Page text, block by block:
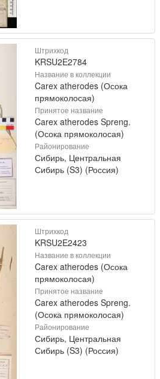
Штрихкод
KRSU2E2784
Название в коллекции
Carex atherodes (Осока
прямоколосая)
Принятое название
Carex atherodes Spreng.
(Осока прямоколосая)
Районирование
Сибирь, Центральная
Сибирь (S3) (Россия)
Штрихкод
KRSU2E2423
Название в коллекции
Carex atherodes (Осока
прямоколосая)
Принятое название
Carex atherodes Spreng.
(Осока прямоколосая)
Районирование
Сибирь, Центральная
Сибирь (S3) (Россия)